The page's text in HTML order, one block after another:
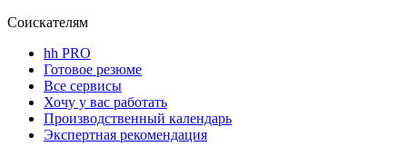
Соискателям
hh PRO
Готовое резюме
Все сервисы
Хочу у вас работать
Производственный календарь
Экспертная рекомендация